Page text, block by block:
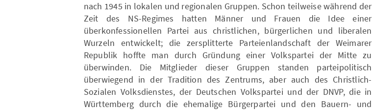
nach 1945 in lokalen und regionalen Gruppen. Schon teilweise während der
Zeit des NS-Regimes hatten Männer und Frauen die Idee einer
überkonfessionellen Partei aus christlichen, bürgerlichen und liberalen
Wurzeln entwickelt; die zersplitterte Parteienlandschaft der Weimarer
Republik hoffte man durch Gründung einer Volkspartei der Mitte zu
überwinden. Die Mitglieder dieser Gruppen standen parteipolitisch
überwiegend in der Tradition des Zentrums, aber auch des Christlich-
Sozialen Volksdienstes, der Deutschen Volkspartei und der DNVP, die in
Württemberg durch die ehemalige Bürgerpartei und den Bauern- und